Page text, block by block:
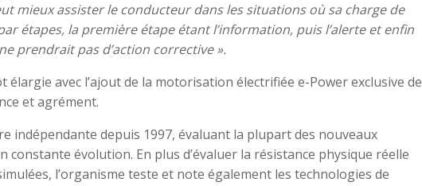
mieux assister le conducteur dans les situations où sa charge de
étapes, la première étape étant l’information, puis l’alerte et enfin
prendrait pas d’action corrective ».
élargie avec l’ajout de la motorisation électrifiée e-Power exclusive de
et agrément.
indépendante depuis 1997, évaluant la plupart des nouveaux
constante évolution. En plus d’évaluer la résistance physique réelle
l’organisme teste et note également les technologies de